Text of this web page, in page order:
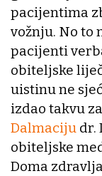
pacijentima
vožnju. No to
pacijenti
obiteljske
uistinu ne
izdao takvu
Dalmaciju dr.
obiteljske
Doma